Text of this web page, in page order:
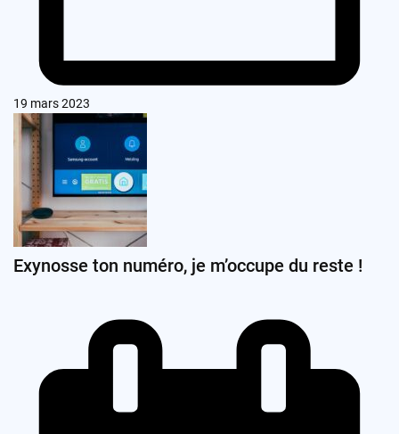
19 mars 2023
Exynosse ton numéro, je m’occupe du reste !